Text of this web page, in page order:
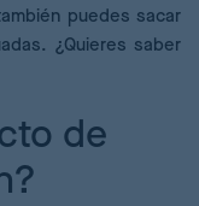
puedes sacar
¿Quieres saber
de